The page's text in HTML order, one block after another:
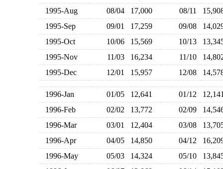
1995-Aug
08/04 17,000 08/11
1995-Sep
09/01 17,259 09/08
1995-Oct
10/06 15,569 10/13
1995-Nov
11/03 16,234 11/10
1995-Dec
12/01 15,957 12/08
1996-Jan 01/05 12,641 01/12
1996-Feb
02/02 13,772 02/09
1996-Mar
03/01 12,404 03/08
1996-Apr
04/05 14,850 04/12
1996-May
05/03 14,324 05/10